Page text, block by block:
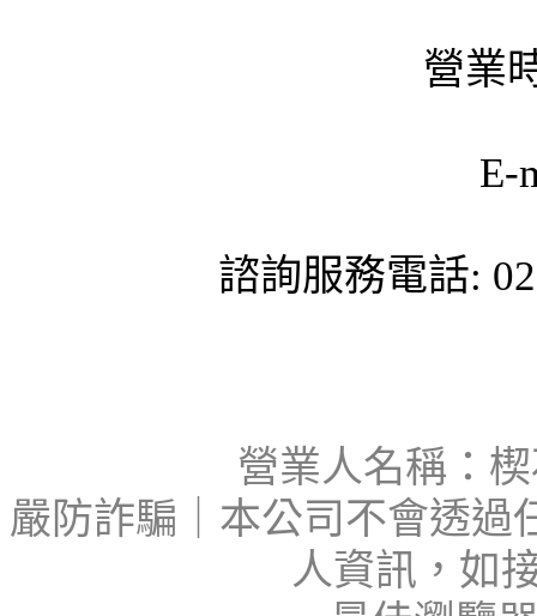
營業
E-
諮詢服務電話:
營業人名稱：
嚴防詐騙｜本公司不會透過
人資訊，如